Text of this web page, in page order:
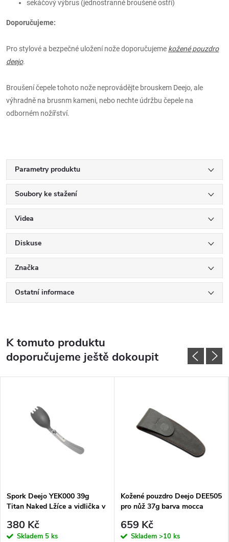
sekáčový výbrus (jednostranně broušené ostří)
Doporučujeme:
Pro stylové a bezpečné uložení nože doporučujeme kožené pouzdro
deejo.
Broušení čepele tohoto nože neprovádějte brouskem Deejo, ale
výhradně na brusnm kameni, nebo nechte údržbu čepele na
odborném nožířství.
Parametry produktu
Soubory ke stažení
Videa
Diskuse
Značka
Ostatní informace
K tomuto produktu
doporučujeme ještě dokoupit
Spork Deejo YEK000 39g
Titan Naked Lžíce a vidlička v
380 Kč
Skladem 5 ks
Kožené pouzdro Deejo DEE505
pro nůž 37g barva mocca
659 Kč
Skladem >10 ks